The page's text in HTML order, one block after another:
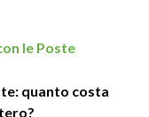
le Poste
quanto costa